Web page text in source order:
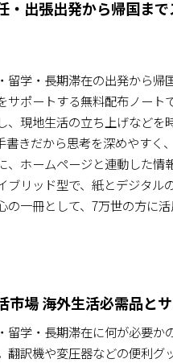
・出張出発から帰国ま
留学・長期滞在の出発から帰
サポートする無料配布ノート
、現地生活の立ち上げなどを
書きだから思考を深めやすく
、ホームページと連動した情
ブリッド型で、紙とデジタル
の一冊として、7万世の方に活
市場 海外生活必需品と
留学・長期滞在に何が必要か
翻訳機や変圧器などの便利グ